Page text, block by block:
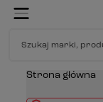
Strona główna